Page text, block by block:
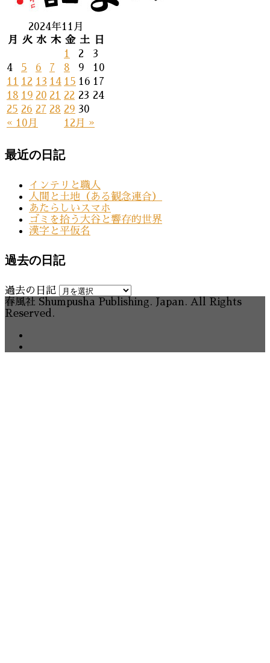
2024年11月
月
火 水 木 金 土 日
« 10月 12月 »
1 2
3
4
5 6 7 8 9
10
11
12 13 14 15 16 17
18 19 20 21 22 23 24
25 26 27 28 29 30
最近の日記
インテリと職人
人間と土地（ある観念連合）
あたらしいスマホ
ゴミを拾う大谷と響存的世界
漢字と平仮名
過去の日記
過去の日記
春風社 Shumpusha Publishing. Japan. All Rights
Reserved.